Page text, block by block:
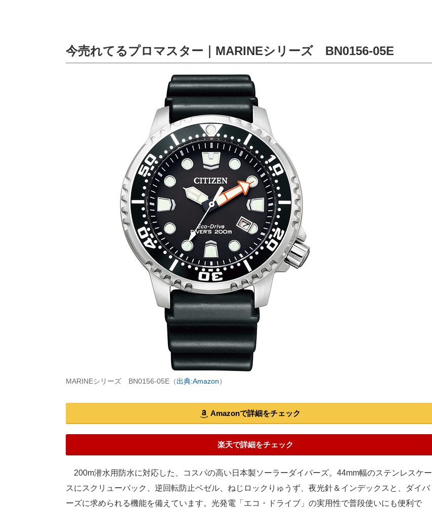
今売れてるプロマスター｜MARINEシリーズ BN0156-05E
MARINEシリーズ BN0156-05E（出典:Amazon）
Amazonで詳細をチェック
楽天で詳細をチェック
200m潜水用防水に対応した、コスパの高い日本製ソーラーダイバーズ。44mm幅のステンレスケー
スにスクリューバック、逆回転防止ベゼル、ねじロックりゅうず、夜光針＆インデックスと、ダイバ
ーズに求められる機能を備えています。光発電「エコ・ドライブ」の実用性で普段使いにも便利で